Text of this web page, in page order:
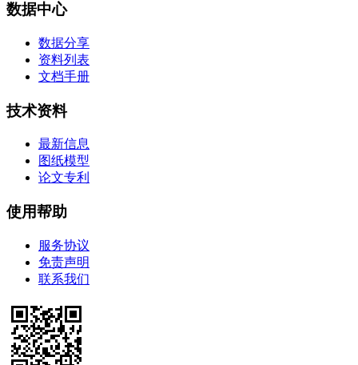
数据中心
数据分享
资料列表
文档手册
技术资料
最新信息
图纸模型
论文专利
使用帮助
服务协议
免责声明
联系我们